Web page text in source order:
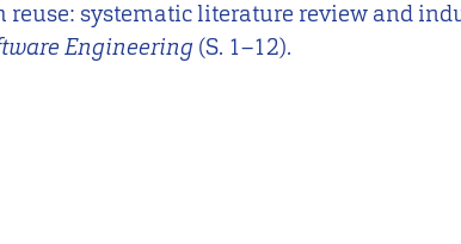
reuse: systematic literature review and
Engineering (S. 1–12).